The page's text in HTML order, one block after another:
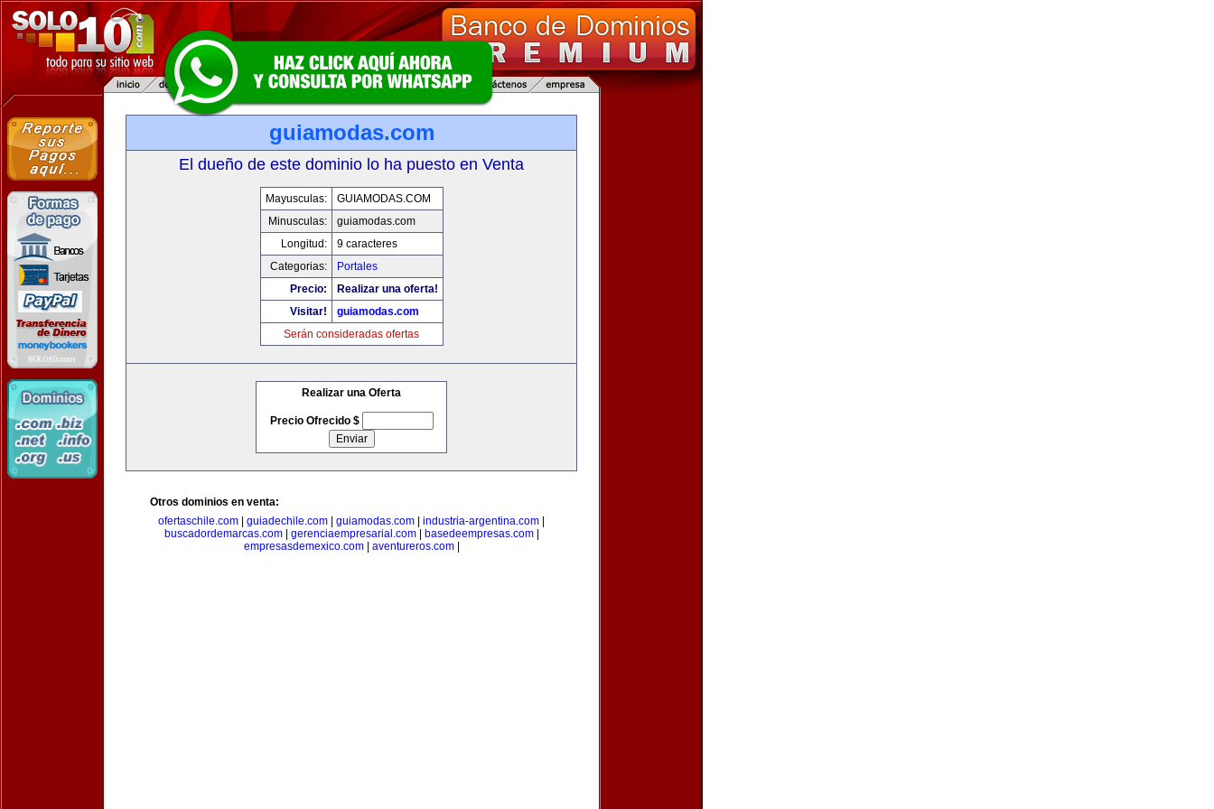
guiamodas.com
El dueño de este dominio lo ha puesto en Venta
Mayusculas:
GUIAMODAS.COM
Minusculas:
guiamodas.com
Longitud:
9 caracteres
Categorias:
Portales
Precio:
Realizar una oferta!
Visitar!
guiamodas.com
Serán consideradas ofertas
Realizar una Oferta
Precio Ofrecido $
Otros dominios en venta:
ofertaschile.com
guiadechile.com guiamodas.com industria-argentina.com
buscadordemarcas.com| gerenciaempresarial.com| basedeempresas.com|
empresasdemexico.com| aventureros.com|